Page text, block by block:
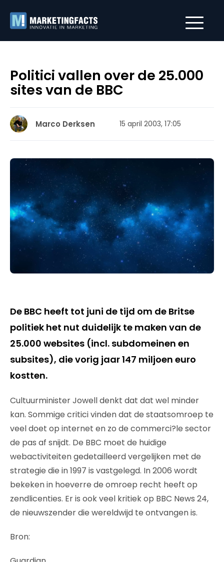
Politici vallen over de 25.000
sites van de BBC
Marco Derksen 15 april 2003, 17:05
De BBC heeft tot juni de tijd om de Britse
politiek het nut duidelijk te maken van de
25.000 websites (incl. subdomeinen en
subsites), die vorig jaar 147 miljoen euro
kostten.
Cultuurminister Jowell denkt dat dat wel minder
kan. Sommige critici vinden dat de staatsomroep te
veel doet op internet en zo de commerci?le sector
de pas af snijdt. De BBC moet de huidige
webactiviteiten gedetailleerd vergelijken met de
strategie die in 1997 is vastgelegd. In 2006 wordt
bekeken in hoeverre de omroep recht heeft op
zendlicenties. Er is ook veel kritiek op BBC News 24,
de nieuwszender die wereldwijd te ontvangen is.
Bron: